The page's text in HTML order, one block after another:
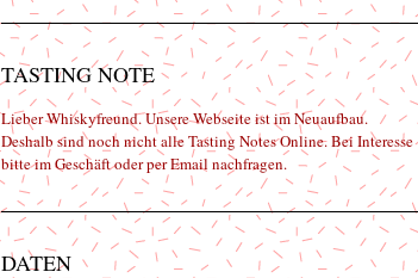
TASTING NOTE
Lieber Whiskyfreund. Unsere Webseite ist im Neuaufbau.
Deshalb sind noch nicht alle Tasting Notes Online. Bei Interesse
bitte im Geschäft oder per Email nachfragen.
DATEN